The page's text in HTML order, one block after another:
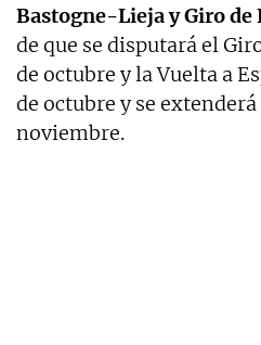
Bastogne-Lieja y Giro
de que se disputará el
de octubre y la Vuelta a
de octubre y se extenderá
noviembre.